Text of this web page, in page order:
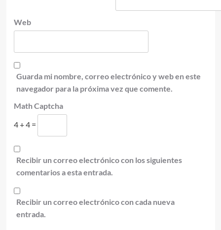
Web
Guarda mi nombre, correo electrónico y web en este
navegador para la próxima vez que comente.
Math Captcha
4 + 4 =
Recibir un correo electrónico con los siguientes
comentarios a esta entrada.
Recibir un correo electrónico con cada nueva
entrada.